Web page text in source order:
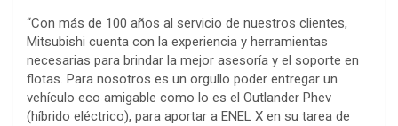
“Con más de 100 años al servicio de nuestros clientes,
Mitsubishi cuenta con la experiencia y herramientas
necesarias para brindar la mejor asesoría y el soporte en
flotas. Para nosotros es un orgullo poder entregar un
vehículo eco amigable como lo es el Outlander Phev
(híbrido eléctrico), para aportar a ENEL X en su tarea de